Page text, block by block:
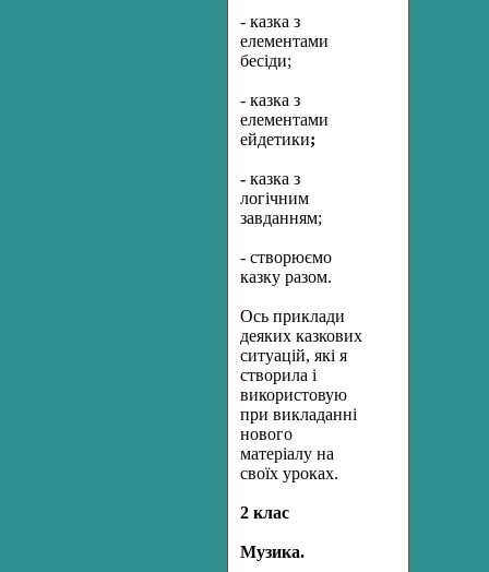
- казка з
елементами
бесіди;
- казка з
елементами
ейдетики;
- казка з
логічним
завданням;
- створюємо
казку разом.
Ось приклади
деяких казкових
ситуацій, які я
створила і
використовую
при викладанні
нового
матеріалу на
своїх уроках.
2 клас
Музика.